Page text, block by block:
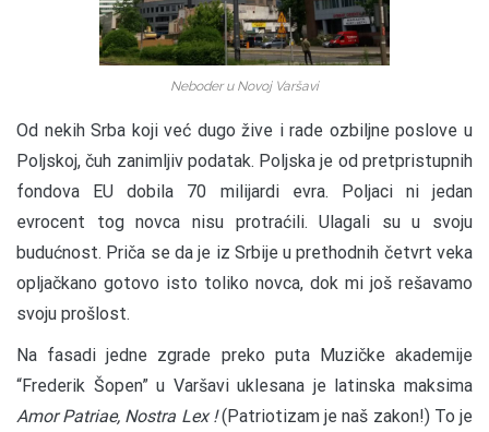
Neboder u Novoj Varšavi
Od nekih Srba koji već dugo žive i rade ozbiljne poslove u
Poljskoj, čuh zanimljiv podatak. Poljska je od pretpristupnih
fondova EU dobila 70 milijardi evra. Poljaci ni jedan
evrocent tog novca nisu protraćili. Ulagali su u svoju
budućnost. Priča se da je iz Srbije u prethodnih četvrt veka
opljačkano gotovo isto toliko novca, dok mi još rešavamo
svoju prošlost.
Na fasadi jedne zgrade preko puta Muzičke akademije
“Frederik Šopen” u Varšavi uklesana je latinska maksima
Amor Patriae, Nostra Lex !(Patriotizam je naš zakon!) To je